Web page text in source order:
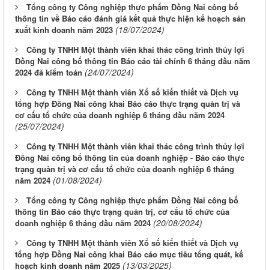
Tổng công ty Công nghiệp thực phẩm Đồng Nai công bố
thông tin về Báo cáo đánh giá kết quả thực hiện kế hoạch sản
xuất kinh doanh năm 2023 (18/07/2024)
Công ty TNHH Một thành viên khai thác công trình thủy lợi
Đồng Nai công bố thông tin Báo cáo tài chính 6 tháng đầu năm
2024 đã kiểm toán (24/07/2024)
Công ty TNHH Một thành viên Xổ số kiến thiết và Dịch vụ
tổng hợp Đồng Nai công khai Báo cáo thực trạng quản trị và
cơ cấu tổ chức của doanh nghiệp 6 tháng đầu năm 2024
(25/07/2024)
Công ty TNHH Một thành viên khai thác công trình thủy lợi
Đồng Nai công bố thông tin của doanh nghiệp - Báo cáo thực
trạng quản trị và cơ cấu tổ chức của doanh nghiệp 6 tháng
năm 2024 (01/08/2024)
Tổng công ty Công nghiệp thực phẩm Đồng Nai công bố
thông tin Báo cáo thực trạng quản trị, cơ cấu tổ chức của
doanh nghiệp 6 tháng đầu năm 2024 (20/08/2024)
Công ty TNHH Một thành viên Xổ số kiến thiết và Dịch vụ
tổng hợp Đồng Nai công khai Báo cáo mục tiêu tổng quát, kế
hoạch kinh doanh năm 2025 (13/03/2025)